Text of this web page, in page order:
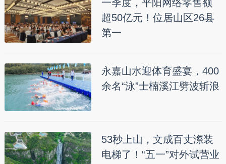
一季度，平阳网络零售额
超50亿元！位居山区26县
第一
永嘉山水迎体育盛宴，400
余名“泳”士楠溪江劈波斩浪
53秒上山，文成百丈漈装
电梯了！“五一”对外试营业